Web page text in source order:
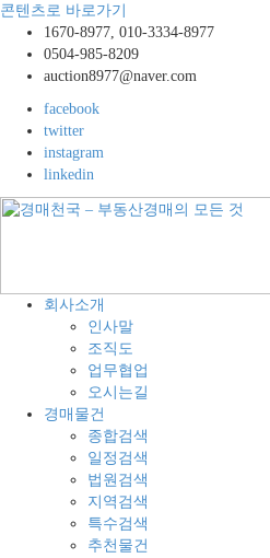
콘텐츠로 바로가기
1670-8977, 010-3334-8977
0504-985-8209
auction8977@naver.com
facebook
twitter
instagram
linkedin
회사소개
인사말
조직도
업무협업
오시는길
경매물건
종합검색
일정검색
법원검색
지역검색
특수검색
추천물건